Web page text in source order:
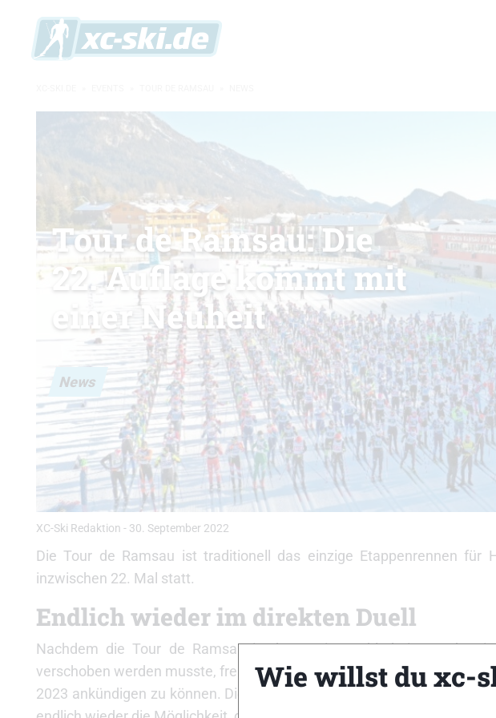
News
Tour de Ramsau: Die
22. Auflage kommt mit
einer Neuheit
XC-Ski Redaktion - 30. September 2022
Die Tour de Ramsau ist traditionell das einzige Etappenrennen für
inzwischen 22. Mal statt.
Endlich wieder im direkten Duell
Nachdem die Tour de Ramsau in der Region Schladming-
verschoben werden musste, freut es die Veranstalter umso mehr, die
2023 ankündigen zu können. Die Tour de Ramsau findet damit wieder
Wie willst du xc-